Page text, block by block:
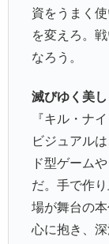
資をうまく
を変えろ。
なろう。
滅びゆく美し
『キル・ナ
ビジュアル
ド型ゲーム
だ。手で作
場が舞台の
心に抱き、